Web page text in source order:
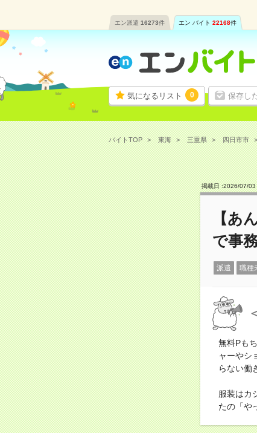
エン派遣 16273件 エン バイト 22168件
気になるリスト 0 保存し
バイトTOP 東海 三重県 四日市市
掲載日 :2026/07/03
【あ
で事
派遣 職種
無料Pも
ャーやシ
らない働
服装はカ
たの「や